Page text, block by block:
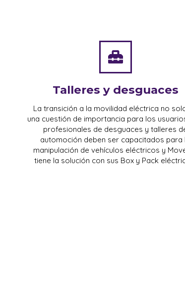
Talleres y desguaces
La transición a la movilidad eléctrica no
una cuestión de importancia para los
profesionales de desguaces y talleres
automoción deben ser capacitados para
manipulación de vehículos eléctricos y
tiene la solución con sus Box y Pack